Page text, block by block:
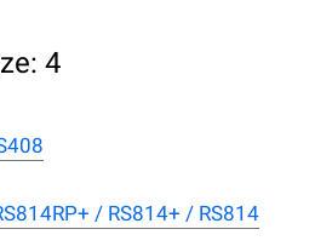
4
/ RS814+ / RS814